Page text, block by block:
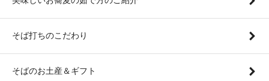
そば打ちのこだわり
そばのお土産＆ギフト